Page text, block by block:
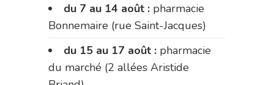
du 7 au 14 août : pharmacie
Bonnemaire (rue Saint-Jacques)
du 15 au 17 août : pharmacie
du marché (2 allées Aristide